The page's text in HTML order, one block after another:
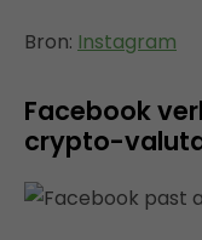
Bron: Instagram
Facebook
crypto-